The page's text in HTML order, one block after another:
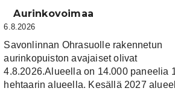
Aurinkovoimaa
6.8.2026
Savonlinnan Ohrasuolle rakennetun
aurinkopuiston avajaiset olivat
4.8.2026.Alueella on 14.000 paneelia
hehtaarin alueella. Kesällä 2027